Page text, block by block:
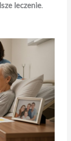
leczenie.